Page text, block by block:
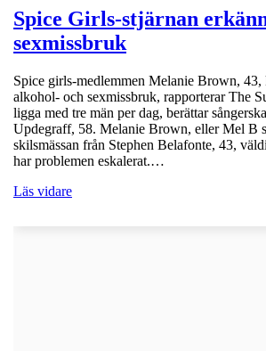
Spice Girls-stjärnan
sexmissbruk
Spice girls-medlemmen Melanie Brown, 43,
alkohol- och sexmissbruk, rapporterar The
ligga med tre män per dag, berättar
Updegraff, 58. Melanie Brown, eller Mel B
skilsmässan från Stephen Belafonte, 43,
har problemen eskalerat.…
Läs vidare